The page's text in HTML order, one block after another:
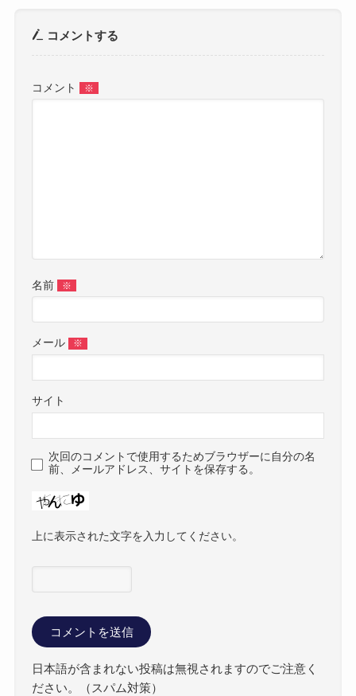
コメントする
コメント ※
名前 ※
メール ※
サイト
次回のコメントで使用するためブラウザーに自分の名
前、メールアドレス、サイトを保存する。
上に表示された文字を入力してください。
日本語が含まれない投稿は無視されますのでご注意く
ださい。（スパム対策）